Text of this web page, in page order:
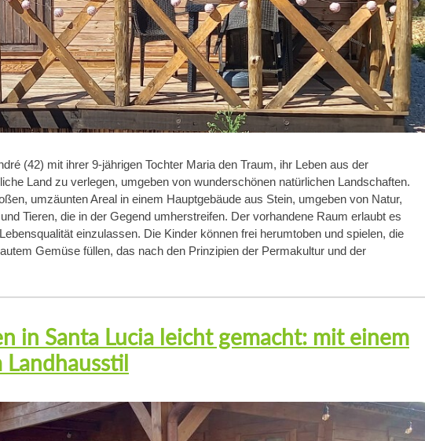
(42) mit ihrer 9-jährigen Tochter Maria den Traum, ihr Leben aus der
Land zu verlegen, umgeben von wunderschönen natürlichen Landschaften.
umzäunten Areal in einem Hauptgebäude aus Stein, umgeben von Natur,
Tieren, die in der Gegend umherstreifen. Der vorhandene Raum erlaubt es
einzulassen. Die Kinder können frei herumtoben und spielen, die
Gemüse füllen, das nach den Prinzipien der Permakultur und der
in Santa Lucia leicht gemacht: mit einem